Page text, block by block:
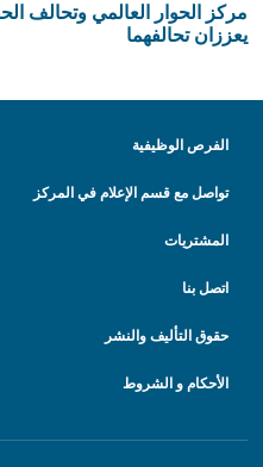
مركز الحوار العالمي وتحالف
يعززان تحالفهما
الفرص الوظيفية
تواصل مع قسم الإعلام في المركز
المشتريات
اتصل بنا
حقوق التأليف والنشر
الأحكام و الشروط